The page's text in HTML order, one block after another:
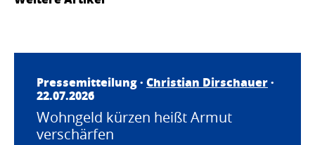
Pressemitteilung · Christian Dirschauer·
22.07.2026
Wohngeld kürzen heißt Armut
verschärfen